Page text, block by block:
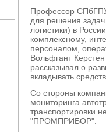
Профессор
для решения задач
логистики) в
комплексному,
персоналом,
Вольфгант
рассказывал о
вкладывать
Со стороны
мониторинга
транспортировки
"ПРОМПРИБОР".